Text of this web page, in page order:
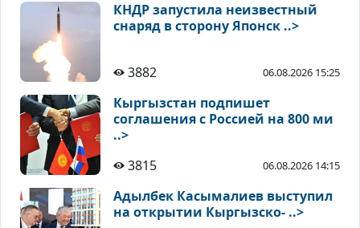
КНДР запустила неизвестный
снаряд в сторону Японск ..>
3882 06.08.2026 15:25
Кыргызстан подпишет
соглашения с Россией на 800 ми
..>
3815
06.08.2026 14:15
Адылбек Касымалиев выступил
на открытии Кыргызско- ..>